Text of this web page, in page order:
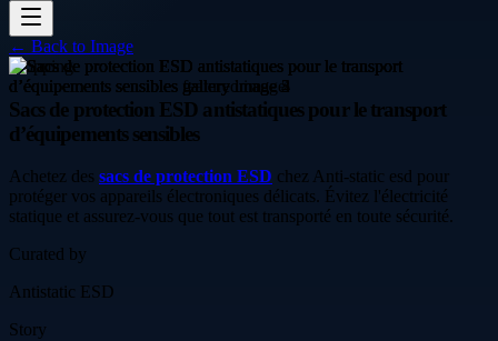
← Back to Image
shopping
Sacs de protection ESD antistatiques pour le transport
d’équipements sensibles
Achetez des sacs de protection ESD chez Anti-static esd pour
protéger vos appareils électroniques délicats. Évitez l'électricité
statique et assurez-vous que tout est transporté en toute sécurité.
Curated by
Antistatic ESD
Story